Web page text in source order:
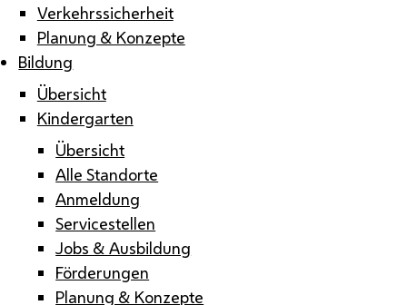
Verkehrssicherheit
Planung & Konzepte
Bildung
Übersicht
Kindergarten
Übersicht
Alle Standorte
Anmeldung
Servicestellen
Jobs & Ausbildung
Förderungen
Planung & Konzepte